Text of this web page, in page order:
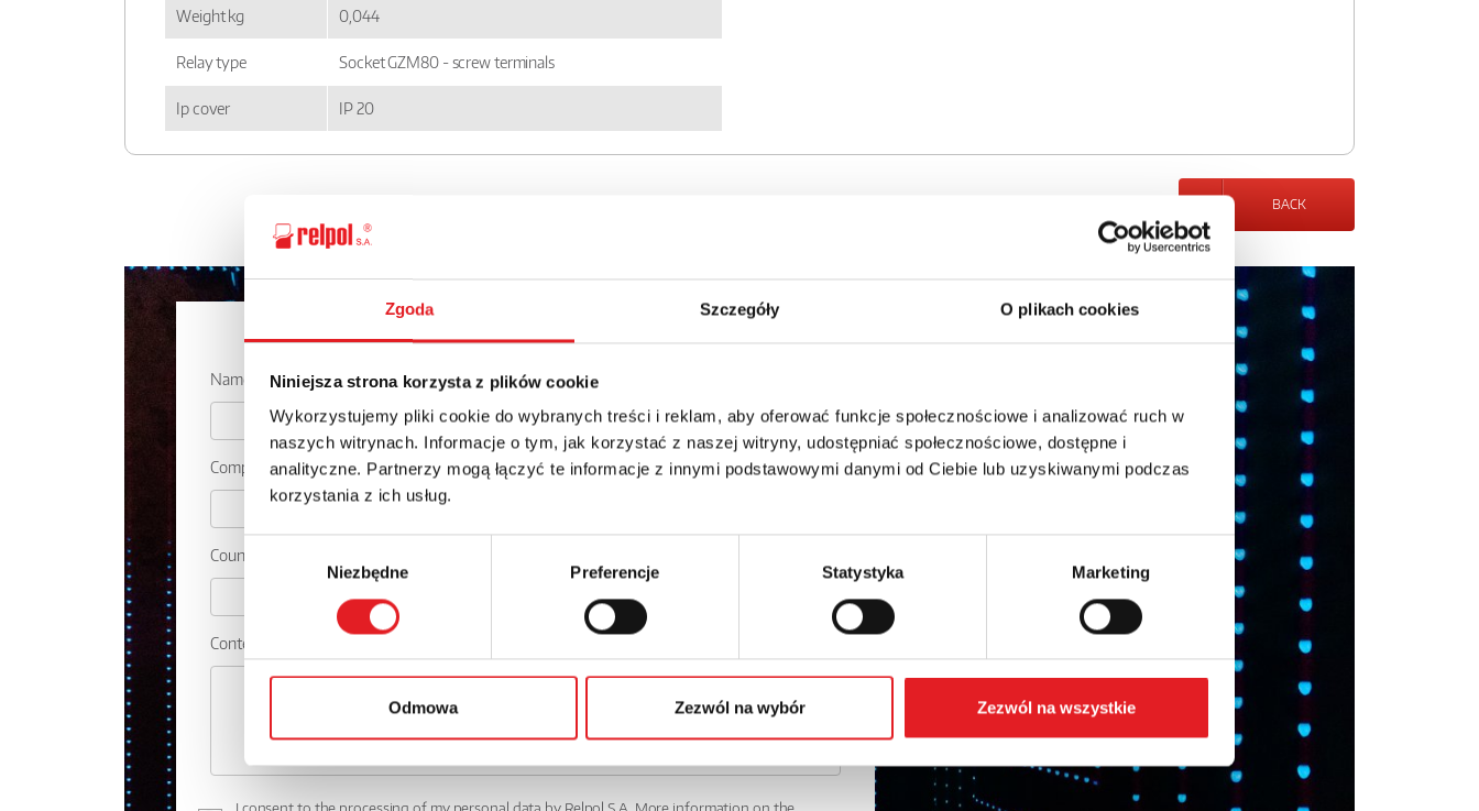
Zgoda Szczegóły O plikach cookies
Niniejsza strona korzysta z plików cookie
Wykorzystujemy pliki cookie do wybranych treści i reklam, aby oferować funkcje społecznościowe i analizować ruch w
naszych witrynach. Informacje o tym, jak korzystać z naszej witryny, udostępniać społecznościowe, dostępne i
analityczne. Partnerzy mogą łączyć te informacje z innymi podstawowymi danymi od Ciebie lub uzyskiwanymi podczas
korzystania z ich usług.
Niezbędne Preferencje Statystyka Marketing
Odmowa Zezwól na wybór Zezwól na wszystkie
Weight kg 0,044
Relay type Socket GZM80 - screw terminals
Ip cover IP 20
BACK
Ask for the details of the offer
Name: * Email: *
Company: Phone:
Country:
Contents: *